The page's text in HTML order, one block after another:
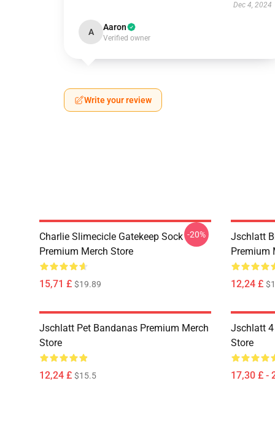
Dec 4, 2024
A Aaron
Verified owner
Write your review
Charlie Slimecicle Gatekeep Sock
Premium Merch Store
15,71 £ $19.89
-20%
Jschlatt
Premium
12,24 £
Jschlatt Pet Bandanas Premium Merch
Store
12,24 £ $15.5
Jschlatt 4
Store
17,30 £ -